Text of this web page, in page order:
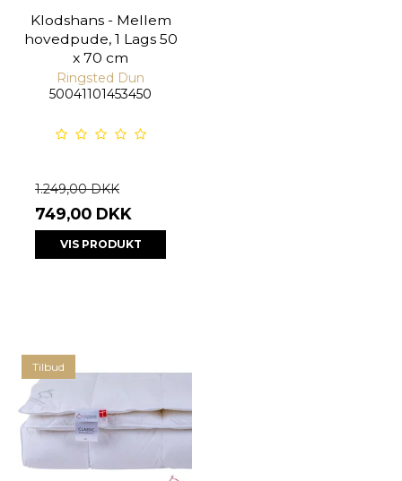
Klodshans - Mellem
hovedpude, 1 Lags 50
x 70 cm
Ringsted Dun
50041101453450
1.249,00 DKK
749,00 DKK
VIS PRODUKT
Tilbud